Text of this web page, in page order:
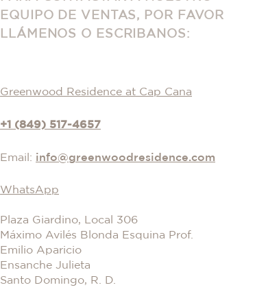
EQUIPO DE VENTAS, POR FAVOR
LLÁMENOS O ESCRIBANOS:
Greenwood Residence at Cap Cana
+1 (849) 517-4657
Email: info@greenwoodresidence.com
WhatsApp
Plaza Giardino, Local 306
Máximo Avilés Blonda Esquina Prof.
Emilio Aparicio
Ensanche Julieta
Santo Domingo, R. D.